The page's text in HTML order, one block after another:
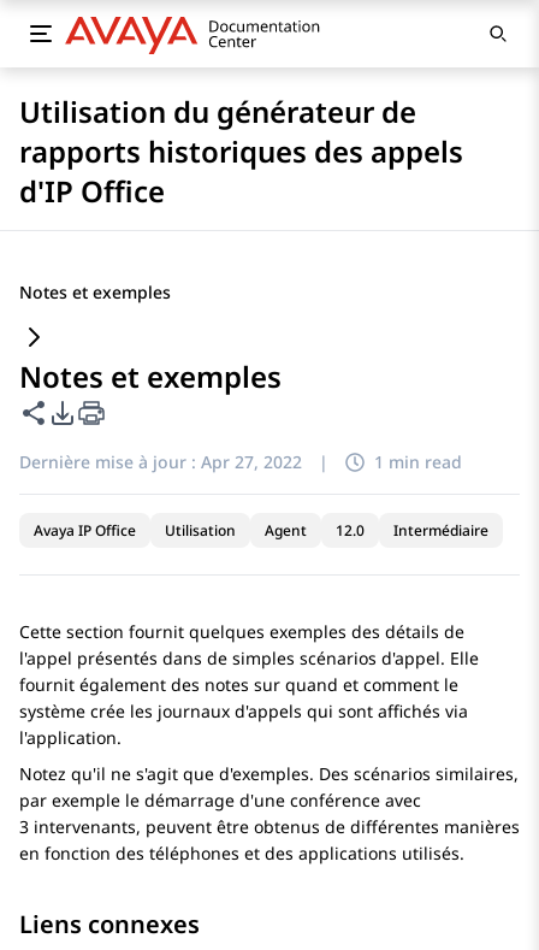
Utilisation du générateur de
rapports historiques des appels
d'IP Office
Notes et exemples
Notes et exemples
Partager cette page
Options d'exportation PDF
Dernière mise à jour : Apr 27, 2022 | 1 min read
Avaya IP Office Utilisation Agent 12.0 Intermédiaire
Cette section fournit quelques exemples des détails de
l'appel présentés dans de simples scénarios d'appel. Elle
fournit également des notes sur quand et comment le
système crée les journaux d'appels qui sont affichés via
l'application.
Notez qu'il ne s'agit que d'exemples. Des scénarios similaires,
par exemple le démarrage d'une conférence avec
3 intervenants, peuvent être obtenus de différentes manières
en fonction des téléphones et des applications utilisés.
Liens connexes